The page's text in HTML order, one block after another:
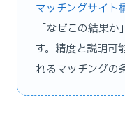
マッチングサイト
「なぜこの結果
す。精度と説明可
れるマッチングの